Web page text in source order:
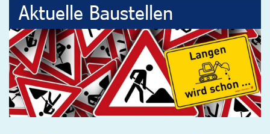
Aktuelle Baustellen